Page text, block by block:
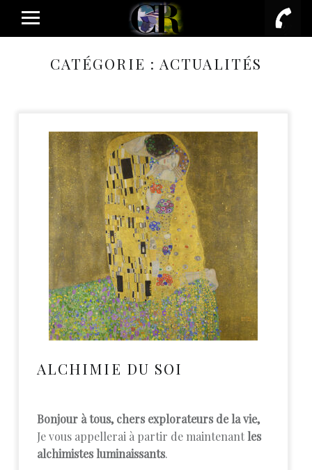
PRIMARY MENU
CATÉGORIE : ACTUALITÉS
ALCHIMIE DU SOI
Bonjour à tous, chers explorateurs de la vie,
Je vous appellerai à partir de maintenant les
alchimistes luminaissants.